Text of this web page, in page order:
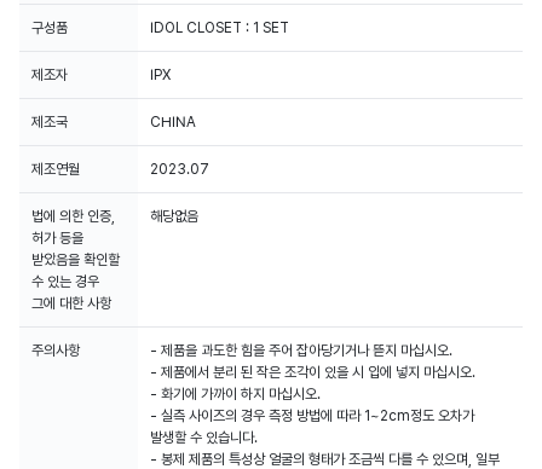
구성품 IDOL CLOSET : 1 SET
제조자 IPX
제조국 CHINA
제조연월 2023.07
법에 의한 인증,
허가 등을
받았음을 확인할
수 있는 경우
그에 대한 사항
해당없음
주의사항
- 제품을 과도한 힘을 주어 잡아당기거나 뜯지 마십시오.
- 제품에서 분리 된 작은 조각이 있을 시 입에 넣지 마십시오.
- 화기에 가까이 하지 마십시오.
- 실측 사이즈의 경우 측정 방법에 따라 1~2cm정도 오차가
발생할 수 있습니다.
- 봉제 제품의 특성상 얼굴의 형태가 조금씩 다를 수 있으며, 일부